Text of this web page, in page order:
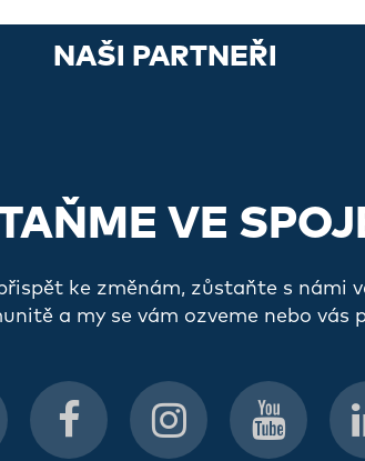
NAŠI PARTNEŘI
VE
ke změnám, zůstaňte s námi
a my se vám ozveme nebo